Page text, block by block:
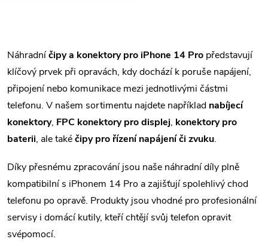
v
l
á
d
c
í
p
Náhradníčipy a konektory pro iPhone 14 Pro představují
klíčový prvek při opravách, kdy dochází k poruše napájení,
připojení nebo komunikace mezi jednotlivými částmi
telefonu. V našem sortimentu najdete například nabíjecí
konektory, FPC konektory pro displej, konektory pro
baterii, ale takéčipy pro řízení napájení či zvuku.
Díky přesnému zpracování jsou naše náhradní díly plně
kompatibilní s iPhonem 14 Pro a zajišťují spolehlivý chod
telefonu po opravě. Produkty jsou vhodné pro profesionální
servisy i domácí kutily, kteří chtějí svůj telefon opravit
svépomocí.